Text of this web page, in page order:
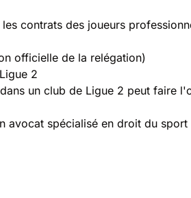
contrats des joueurs
officielle de la relégation)
2
un club de Ligue 2 peut faire
avocat spécialisé en droit du sport